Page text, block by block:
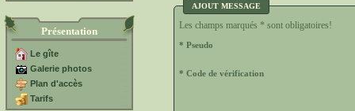
Présentation
Le gîte
Galerie photos
Plan d'accès
Tarifs
AJOUT MESSAGE
Les champs marqués * sont obligatoires!
* Pseudo
* Code de vérification